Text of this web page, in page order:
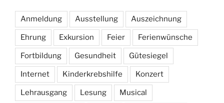
Anmeldung Ausstellung Auszeichnung
Ehrung Exkursion Feier Ferienwünsche
Fortbildung Gesundheit Gütesiegel
Internet Kinderkrebshilfe Konzert
Lehrausgang Lesung Musical